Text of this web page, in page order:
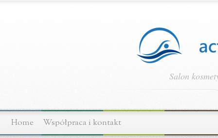
Salon
Home Współpraca i kontakt